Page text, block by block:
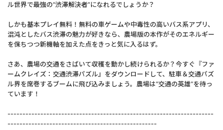
ル世界で最強の“渋滞解決者”になれるでしょうか？
しかも基本プレイ無料！無料の車ゲームや中毒性の高いバス系アプリ、
混沌としたバス渋滞の魅力が好きなら、農場版の本作がそのエネルギー
を保ちつつ新機軸を加えた点をきっと気に入るはず。
さあ、農場の交通をさばいて収穫を動かし続けられるか？今すぐ『ファ
ームクレイズ：交通渋滞パズル』をダウンロードして、駐車＆交通パズ
ル界を席巻するブームに飛び込みましょう。農場は“交通の英雄”を待っ
ています！
---------------------------------------------------------------------
--------------------------------------------------